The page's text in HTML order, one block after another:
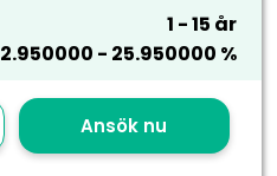
1 - 15 år
2.950000 - 25.950000 %
Ansök nu